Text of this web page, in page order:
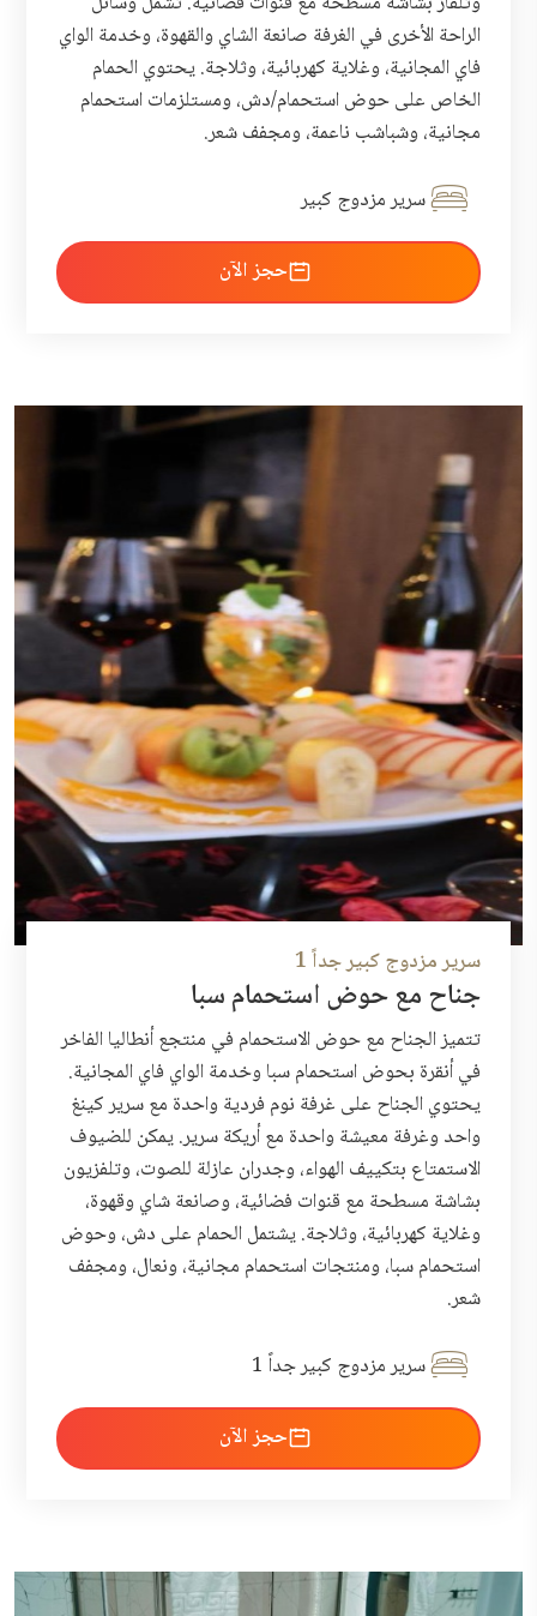
الراحة الأخرى في الغرفة صانعة الشاي والقهوة، وخدمة الواي
فاي المجانية، وغلاية كهربائية، وثلاجة. يحتوي الحمام
الخاص على حوض استحمام/دش، ومستلزمات استحمام
مجانية، وشباشب ناعمة، ومجفف شعر.
سرير مزدوج كبير
احجز الآن
سرير مزدوج كبير جداً 1
جناح مع حوض استحمام سبا
تتميز الجناح مع حوض الاستحمام في منتجع أنطاليا الفاخر
في أنقرة بحوض استحمام سبا وخدمة الواي فاي المجانية.
يحتوي الجناح على غرفة نوم فردية واحدة مع سرير كينغ
واحد وغرفة معيشة واحدة مع أريكة سرير. يمكن للضيوف
الاستمتاع بتكييف الهواء، وجدران عازلة للصوت، وتلفزيون
بشاشة مسطحة مع قنوات فضائية، وصانعة شاي وقهوة،
وغلاية كهربائية، وثلاجة. يشتمل الحمام على دش، وحوض
استحمام سبا، ومنتجات استحمام مجانية، ونعال، ومجفف
شعر.
سرير مزدوج كبير جداً 1
احجز الآن